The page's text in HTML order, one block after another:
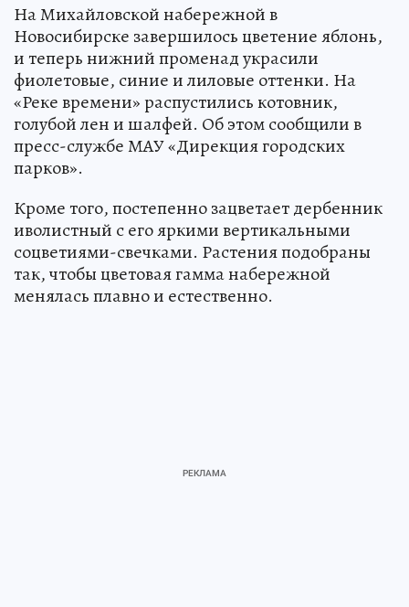
На Михайловской набережной в
Новосибирске завершилось цветение яблонь,
и теперь нижний променад украсили
фиолетовые, синие и лиловые оттенки. На
«Реке времени» распустились котовник,
голубой лен и шалфей. Об этом сообщили в
пресс-службе МАУ «Дирекция городских
парков».
Кроме того, постепенно зацветает дербенник
иволистный с его яркими вертикальными
соцветиями-свечками. Растения подобраны
так, чтобы цветовая гамма набережной
менялась плавно и естественно.